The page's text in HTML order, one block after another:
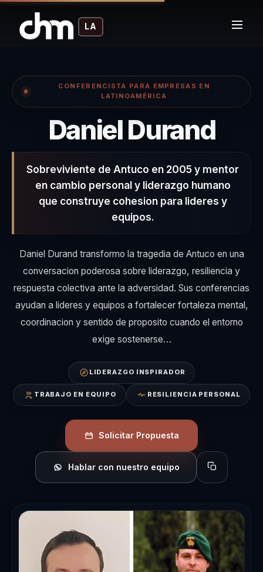
LA
CONFERENCISTA PARA EMPRESAS EN
LATINOAMÉRICA
Daniel Durand–
Sobreviviente de Antuco en 2005 y mentor
en cambio personal y liderazgo humano
que construye cohesion para lideres y
equipos.
Daniel Durand transformo la tragedia de Antuco en una
conversacion poderosa sobre liderazgo, resiliencia y
respuesta colectiva ante la adversidad. Sus conferencias
ayudan a lideres y equipos a fortalecer fortaleza mental,
coordinacion y sentido de proposito cuando el entorno
exige sostenerse…
LIDERAZGO INSPIRADOR
TRABAJO EN EQUIPO RESILIENCIA PERSONAL
Solicitar Propuesta
Hablar con nuestro equipo Copiar perfil